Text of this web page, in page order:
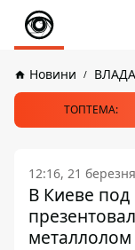
Новини ВЛАДА
ТОПТЕМА:
12:16, 21
В Киеве
металлолом